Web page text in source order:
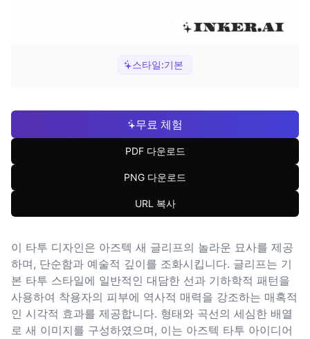
스타일:기본
무료 체험
PDF 다운로드
PNG 다운로드
URL 복사
이 타투 디자인은 아즈텍 새 글리프의 놀라운 묘사를 제공
하며, 단순함과 예술적 깊이를 조화시킵니다. 글리프는 기
본 타투 스타일에 일반적인 대담한 선과 기하학적 패턴을
사용하여 착용자의 피부에 역사적 매력을 강조하는 매혹적
인 시각적 효과를 제공합니다. 형태와 곡선의 세심한 배열
로 새 이미지를 구성하였으며, 이는 아즈텍 타투 아이디어